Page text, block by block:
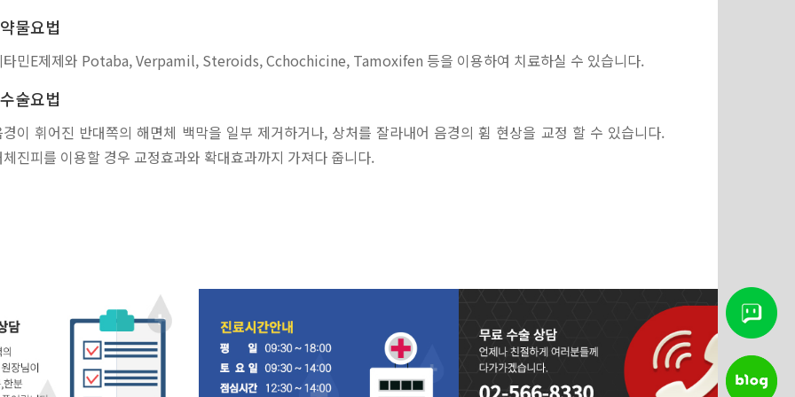
물요법
타민E제제와 Potaba, Verpamil, Steroids, Cchochicine, Tamoxifen 등을 이용하여 치료하실 수 있습니다.
술요법
경이 휘어진 반대쪽의 해면체 백막을 일부 제거하거나, 상처를 잘라내어 음경의 휨 현상을 교정 할 수 있습니다.
진피를 이용할 경우 교정효과와 확대효과까지 가져다 줍니다.